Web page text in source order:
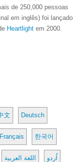
de 250,000 pessoas
em inglês) foi lançado
Heartlight em 2000.
文 Deutsch
Français 한국어
اللغة العربية اُردو